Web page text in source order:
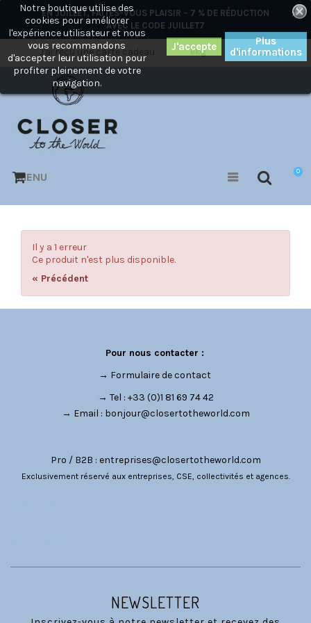
EN JUILLET, FAITES-VOUS PLAISIR – 7 % DE RÉDUCTION
AVEC LE CODE JUILLET7
×
Mon compte
Blog
J'ai reçu une carte cadeau
0
MENU
Notre boutique utilise des
cookies pour améliorer
l'expérience utilisateur et nous
vous recommandons
d'accepter leur utilisation pour
profiter pleinement de votre
navigation.
Plus
d'informations
Il y a 1 erreur
Ce produit n'est plus disponible.
« Précédent
Pour nous contacter :
→ Formulaire de contact
→ Tel : +33 (0)1 81 69 74 42
→ Email : bonjour@closertotheworld.com
Pro / B2B : entreprises@closertotheworld.com
Exclusivement réservé aux entreprises, CSE, collectivités et agences.
NEWSLETTER